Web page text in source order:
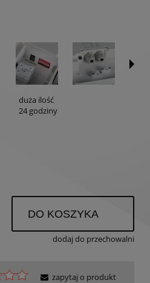
duża ilość
24 godziny
DO KOSZYKA
dodaj do przechowalni
zapytaj o produkt